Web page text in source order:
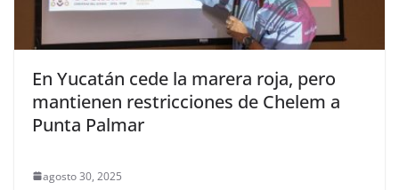
En Yucatán cede la marera roja, pero
mantienen restricciones de Chelem a
Punta Palmar
agosto 30, 2025